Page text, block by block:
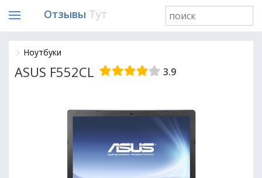
Отзывы Тут
Ноутбуки
ASUS F552CL 3.9